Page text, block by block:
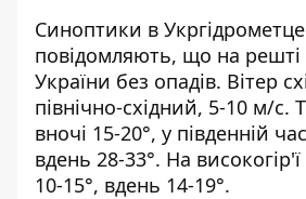
Синоптики в
повідомляють, що на решті
України без опадів. Вітер
північно-східний, 5-10 м/с.
вночі 15-20°, у південній
вдень 28-33°. На
10-15°, вдень 14-19°.